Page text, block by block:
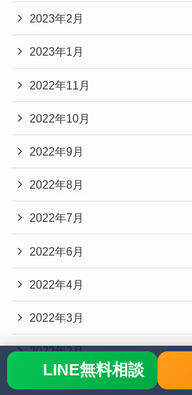
2023年2月
2023年1月
2022年11月
2022年10月
2022年9月
2022年8月
2022年7月
2022年6月
2022年4月
2022年3月
2022年2月
LINE無料相談